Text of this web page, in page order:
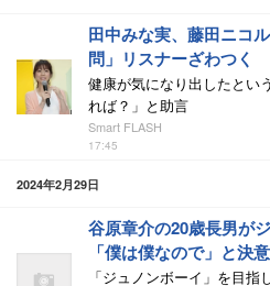
田中みな実、藤田ニコ
問」リスナーざわつく
健康が気になり出したとい
れば？」と助言
Smart FLASH
17:45
2024年2月29日
谷原章介の20歳長男が
「僕は僕なので」と決意
「ジュノンボーイ」を目